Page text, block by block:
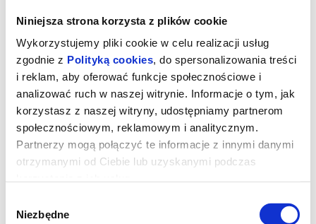
Niniejsza strona korzysta z plików cookie
Wykorzystujemy pliki cookie w celu realizacji usług
zgodnie z Polityką cookies, do spersonalizowania treści
i reklam, aby oferować funkcje społecznościowe i
analizować ruch w naszej witrynie. Informacje o tym, jak
korzystasz z naszej witryny, udostępniamy partnerom
społecznościowym, reklamowym i analitycznym.
Partnerzy mogą połączyć te informacje z innymi danymi
otrzymanymi od Ciebie lub uzyskanymi podczas
zgody
Niezbędne
Sprzedaż biletów on-line na wydarzenie
została zakończona.